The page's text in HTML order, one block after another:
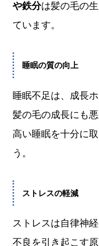
や鉄分は髪の毛の
ています。
睡眠の質の向上
睡眠不足は、成長
髪の毛の成長にも
高い睡眠を十分に
う。
ストレスの軽減
ストレスは自律神
不良を引き起こす